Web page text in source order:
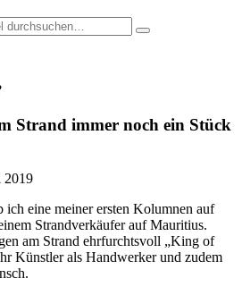
Strand immer noch ein Stück
2019
ich eine meiner ersten Kolumnen auf
Strandverkäufer auf Mauritius.
am Strand ehrfurchtsvoll „King of
Künstler als Handwerker und zudem